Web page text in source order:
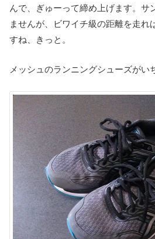
んで、ぎゅーって締め上げます。サ
ませんが、ビワイチ級の距離を走れ
すね、きっと。
メッシュのランニングシューズがい